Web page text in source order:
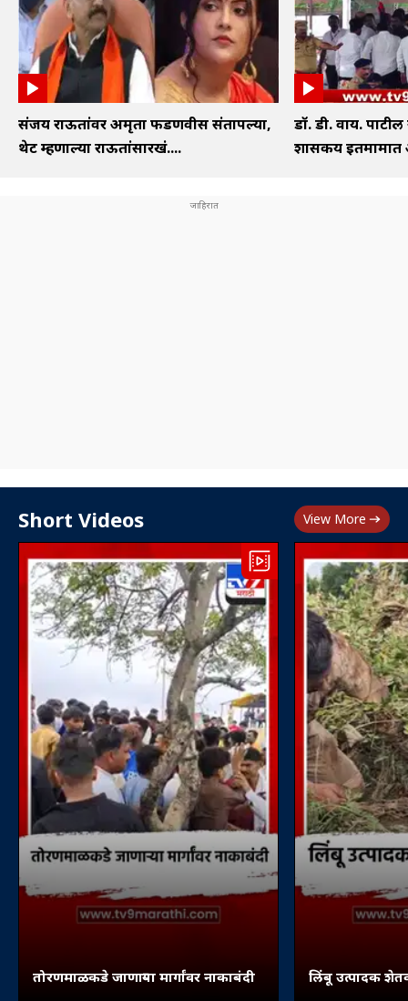
संजय राऊतांवर अमृता फडणवीस संतापल्या,
थेट म्हणाल्या राऊतांसारखं....
डॉ. डी. वाय.
शासकीय
Short Videos View More
तोरणमाळकडे जाणाऱ्या मार्गांवर नाकाबंदी लिंबू उत्पादक